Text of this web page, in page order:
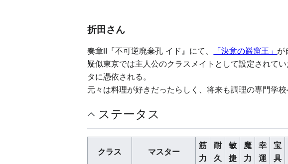
折田さん
奏章Ⅱ『不可逆廃棄孔 イド』にて、
「決意の巌窟王」 が
疑似東京では主人公のクラスメイトとして設定されてい
タに憑依される。
元々は料理が好きだったらしく、将来も調理の専門学校
ステータス
クラス マスター
筋
力
耐
久
敏
捷
魔
力
幸
運
宝
具